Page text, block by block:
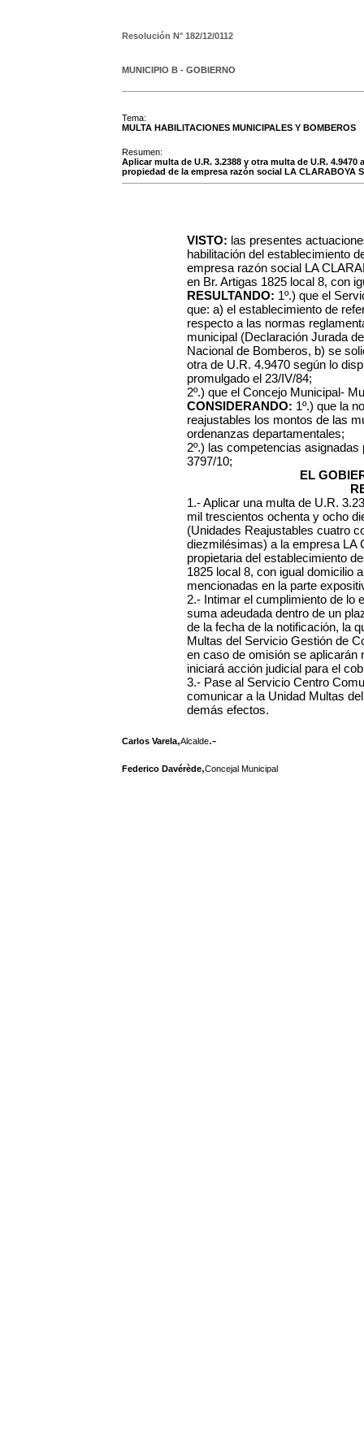
Resolución N° 182/12/0112
MUNICIPIO B - GOBIERNO
Tema:
MULTA HABILITACIONES MUNICIPALES Y BOMBEROS
Resumen:
Aplicar multa de U.R. 3.2388 y otra multa de U.R.
propiedad de la empresa razón social LA CLARABOYA
VISTO: las presentes
habilitación del establecimiento
empresa razón social LA
en Br. Artigas 1825 local 8, con
RESULTANDO: 1º.) que el
que: a) el establecimiento de
respecto a las normas
municipal (Declaración Jurada
Nacional de Bomberos, b) se
otra de U.R. 4.9470 según lo
promulgado el 23/IV/84;
2º.) que el Concejo Municipal-
CONSIDERANDO: 1º.) que la
reajustables los montos de las
ordenanzas departamentales;
2º.) las competencias
3797/10;
EL
1.- Aplicar una multa de U.R.
mil trescientos ochenta y ocho
(Unidades Reajustables cuatro
diezmilésimas) a la empresa LA
propietaria del establecimiento
1825 local 8, con igual domicilio
mencionadas en la parte
2.- Intimar el cumplimiento de lo
suma adeudada dentro de un
de la fecha de la notificación, la
Multas del Servicio Gestión de
en caso de omisión se
iniciará acción judicial para el
3.- Pase al Servicio Centro
comunicar a la Unidad Multas
demás efectos.
Carlos Varela,Alcalde.-
Federico Davérède,Concejal Municipal